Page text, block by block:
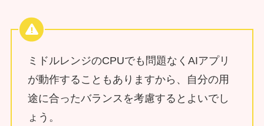
ミドルレンジのCPUでも問題なくAIアプリ
が動作することもありますから、自分の用
途に合ったバランスを考慮するとよいでし
ょう。